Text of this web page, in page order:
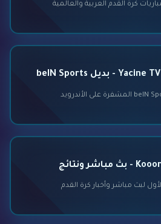
كرة القدم العربية والعالمية
لبث مباشر وأخبار كرة القدم